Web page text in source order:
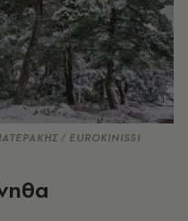
/ EUROKINISSI